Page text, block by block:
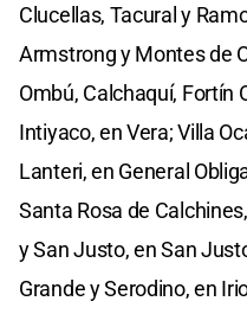
Clucellas, Tacural y
Armstrong y Montes de
Ombú, Calchaquí, Fortín
Intiyaco, en Vera; Villa
Lanteri, en General
Santa Rosa de
y San Justo, en San
Grande y Serodino, en